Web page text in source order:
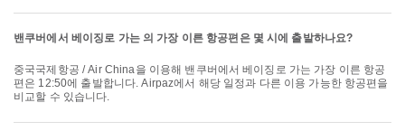
밴쿠버에서 베이징로 가는 의 가장 이른 항공편은 몇 시에 출발하나요?
중국국제항공 / Air China을 이용해 밴쿠버에서 베이징로 가는 가장 이른 항공
편은 12:50에 출발합니다. Airpaz에서 해당 일정과 다른 이용 가능한 항공편을
비교할 수 있습니다.